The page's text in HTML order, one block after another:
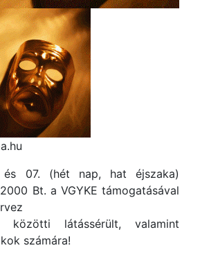
és 07. (hét nap, hat éjszaka)
Bt. a VGYKE támogatásával
látássérült, valamint
számára!